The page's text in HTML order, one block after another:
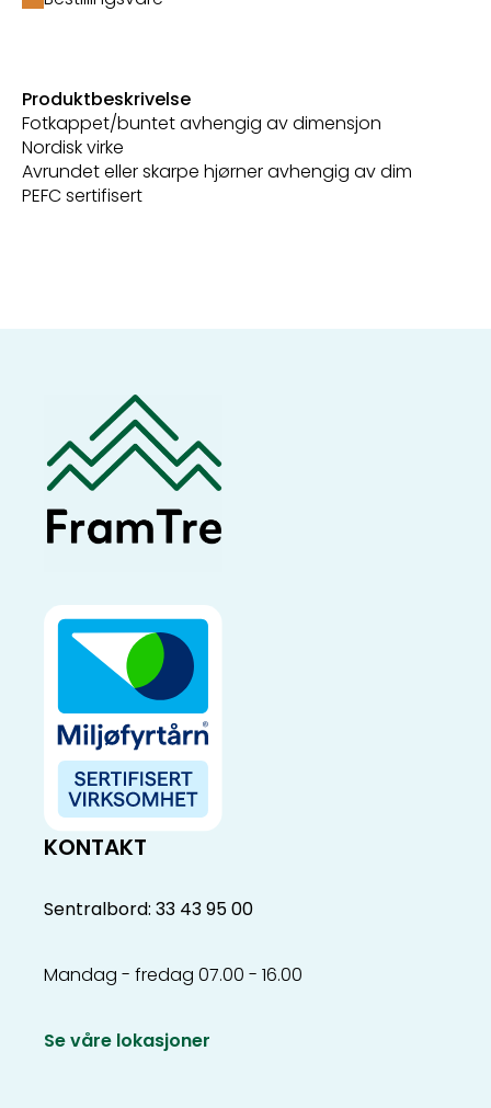
Produktbeskrivelse
Fotkappet/buntet avhengig av dimensjon
Nordisk virke
Avrundet eller skarpe hjørner avhengig av dim
PEFC sertifisert
KONTAKT
Sentralbord: 33 43 95 00
Mandag - fredag 07.00 - 16.00
Se våre lokasjoner